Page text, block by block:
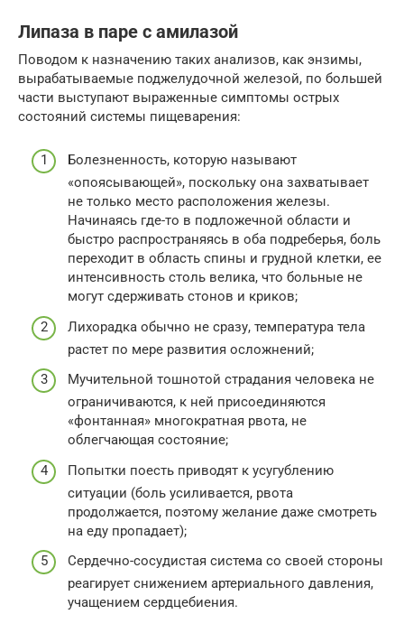
Липаза в паре с амилазой
Поводом к назначению таких анализов, как энзимы,
вырабатываемые поджелудочной железой, по большей
части выступают выраженные симптомы острых
состояний системы пищеварения:
Болезненность, которую называют
«опоясывающей», поскольку она захватывает
не только место расположения железы.
Начинаясь где-то в подложечной области и
быстро распространяясь в оба подреберья, боль
переходит в область спины и грудной клетки, ее
интенсивность столь велика, что больные не
могут сдерживать стонов и криков;
Лихорадка обычно не сразу, температура тела
растет по мере развития осложнений;
Мучительной тошнотой страдания человека не
ограничиваются, к ней присоединяются
«фонтанная» многократная рвота, не
облегчающая состояние;
Попытки поесть приводят к усугублению
ситуации (боль усиливается, рвота
продолжается, поэтому желание даже смотреть
на еду пропадает);
Сердечно-сосудистая система со своей стороны
реагирует снижением артериального давления,
учащением сердцебиения.